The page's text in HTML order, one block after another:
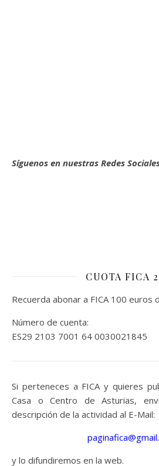
Síguenos en nuestras Redes
CUOTA FICA
Recuerda abonar a FICA 100 euros
Número de cuenta:
ES29 2103 7001 64 0030021845
Si perteneces a FICA y quieres
Casa o Centro de Asturias,
descripción de la actividad al E-Mail:
y lo difundiremos en la web.